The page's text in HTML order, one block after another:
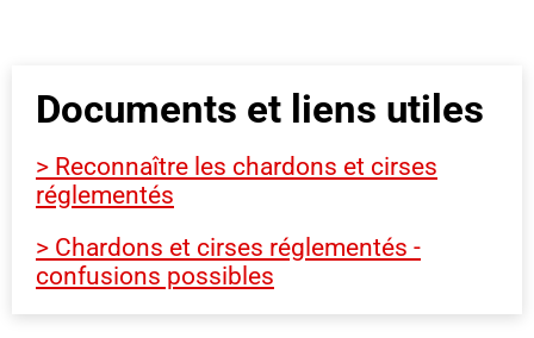
Documents et liens utiles
> Reconnaître les chardons et cirses
réglementés
> Chardons et cirses réglementés -
confusions possibles